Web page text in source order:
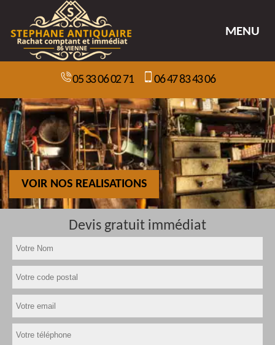
MENU
05 33 06 02 71 06 47 83 43 06
VOIR NOS REALISATIONS
Devis gratuit immédiat